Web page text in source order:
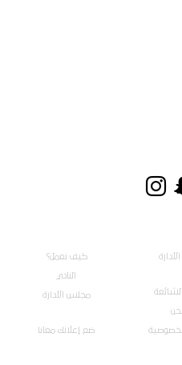
كيف نعمل؟
النادي
مجلس الأدارة
ضع إعلانك معانا